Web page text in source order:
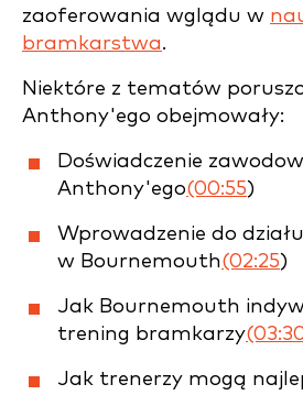
zaoferowania wglądu w
bramkarstwa.
Niektóre z tematów
Anthony'ego obejmowały:
Doświadczenie
Anthony'ego(00:55)
Wprowadzenie do
w Bournemouth(02:25)
Jak Bournemouth
trening bramkarzy
Jak trenerzy mogą